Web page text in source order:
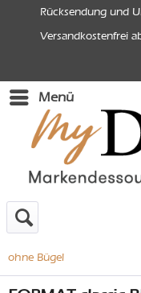
Rücksendung und
Versandkostenfrei
Menü
ohne Bügel